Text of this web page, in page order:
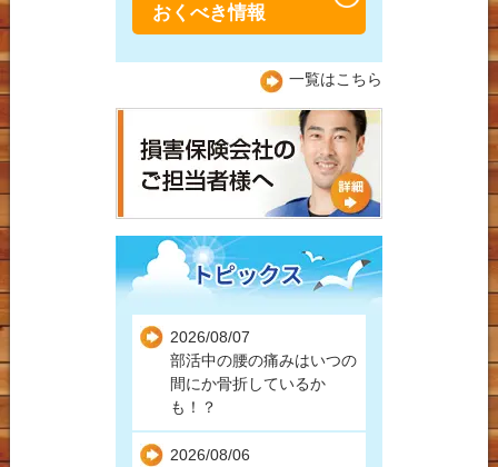
交通事故 捻挫・肉離れ
交通事故 膝痛
交通事故 肘・手首痛
交通事故後の肩こり
おくべき情報
交通事故の保険につい
交通事故で整形外科と接
骨院の上手な通院方法
バイク事故
自損事故
人身事故
高速事故
一覧はこちら
2026/08/07
部活中の腰の痛みはいつの
間にか骨折しているか
も！？
2026/08/06